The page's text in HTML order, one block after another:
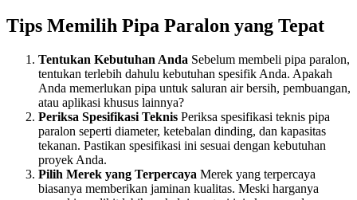
Tips Memilih Pipa Paralon yang Tepat
Tentukan Kebutuhan Anda Sebelum membeli pipa paralon,
tentukan terlebih dahulu kebutuhan spesifik Anda. Apakah
Anda memerlukan pipa untuk saluran air bersih, pembuangan,
atau aplikasi khusus lainnya?
Periksa Spesifikasi Teknis Periksa spesifikasi teknis pipa
paralon seperti diameter, ketebalan dinding, dan kapasitas
tekanan. Pastikan spesifikasi ini sesuai dengan kebutuhan
proyek Anda.
Pilih Merek yang Terpercaya Merek yang terpercaya
biasanya memberikan jaminan kualitas. Meski harganya